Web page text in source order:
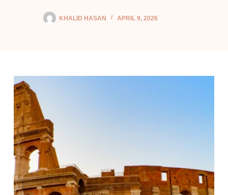
KHALID HASAN APRIL 9, 2026